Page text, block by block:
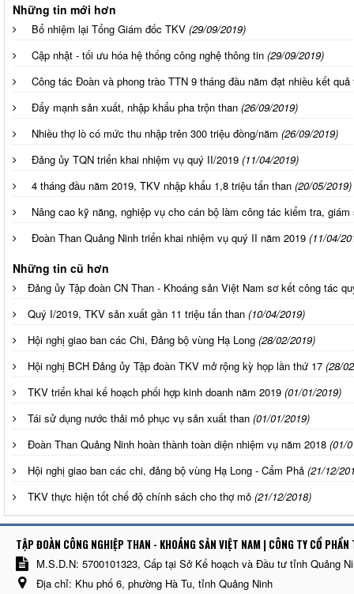
Những tin mới hơn
Bổ nhiệm lại Tổng Giám đốc TKV (29/09/2019)
Cập nhật - tối ưu hóa hệ thống công nghệ thông tin (29/09/2019)
Công tác Đoàn và phong trào TTN 9 tháng đầu năm đạt nhiều kết
Đẩy mạnh sản xuất, nhập khẩu pha trộn than (26/09/2019)
Nhiều thợ lò có mức thu nhập trên 300 triệu đồng/năm (26/09/2019)
Đảng ủy TQN triển khai nhiệm vụ quý II/2019 (11/04/2019)
4 tháng đầu năm 2019, TKV nhập khẩu 1,8 triệu tấn than (20/05/2019)
Nâng cao kỹ năng, nghiệp vụ cho cán bộ làm công tác kiểm tra,
Đoàn Than Quảng Ninh triển khai nhiệm vụ quý II năm 2019 (11/04/
Những tin cũ hơn
Đảng ủy Tập đoàn CN Than - Khoáng sản Việt Nam sơ kết công tác
Quý I/2019, TKV sản xuất gần 11 triệu tấn than (10/04/2019)
Hội nghị giao ban các Chi, Đảng bộ vùng Hạ Long (28/02/2019)
Hội nghị BCH Đảng ủy Tập đoàn TKV mở rộng kỳ họp lần thứ 17 (28/
TKV triển khai kế hoạch phối hợp kinh doanh năm 2019 (01/01/2019)
Tái sử dụng nước thải mỏ phục vụ sản xuất than (01/01/2019)
Đoàn Than Quảng Ninh hoàn thành toàn diện nhiệm vụ năm 2018 (01/
Hội nghị giao ban các chi, đảng bộ vùng Hạ Long - Cẩm Phả (21/12/
TKV thực hiện tốt chế độ chính sách cho thợ mỏ (21/12/2018)
TẬP ĐOÀN CÔNG NGHIỆP THAN - KHOÁNG SẢN VIỆT NAM | CÔNG TY CỔ
M.S.D.N: 5700101323, Cấp tại Sở Kế hoạch và Đầu tư tỉnh Quảng
Địa chỉ: Khu phố 6, phường Hà Tu, tỉnh Quảng Ninh